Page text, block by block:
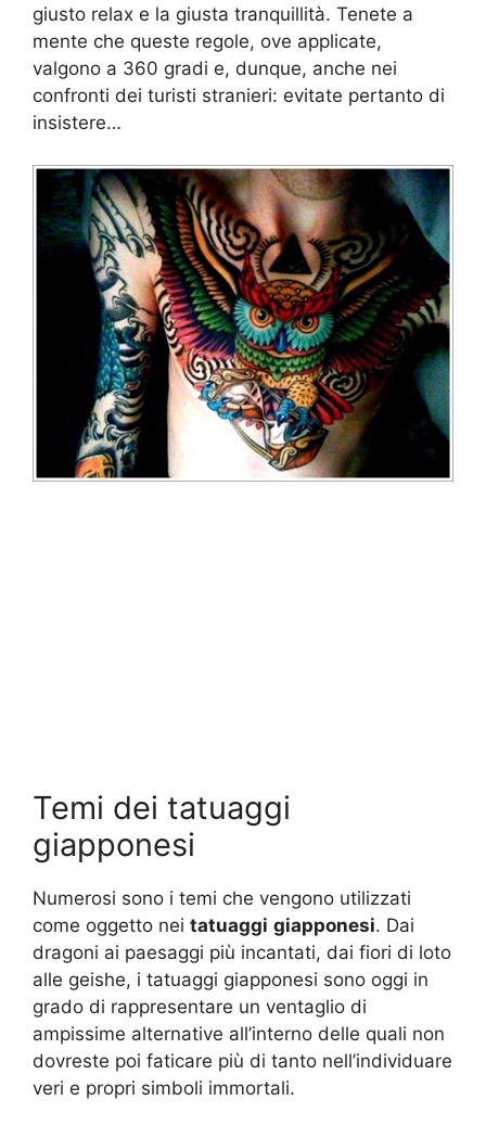
giusto relax e la giusta tranquillità. Tenete a
mente che queste regole, ove applicate,
valgono a 360 gradi e, dunque, anche nei
confronti dei turisti stranieri: evitate pertanto di
insistere…
Temi dei tatuaggi
giapponesi
Numerosi sono i temi che vengono utilizzati
come oggetto nei tatuaggi giapponesi. Dai
dragoni ai paesaggi più incantati, dai fiori di loto
alle geishe, i tatuaggi giapponesi sono oggi in
grado di rappresentare un ventaglio di
ampissime alternative all’interno delle quali non
dovreste poi faticare più di tanto nell’individuare
veri e propri simboli immortali.